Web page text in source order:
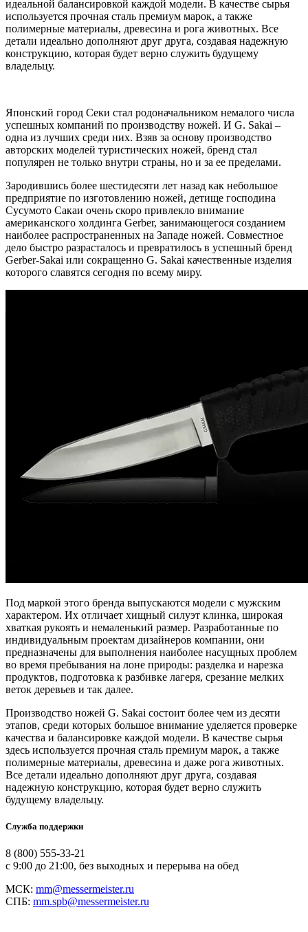
идеальной балансировкой каждой модели. В качестве сырья
используется прочная сталь премиум марок, а также
полимерные материалы, древесина и рога животных. Все
детали идеально дополняют друг друга, создавая надежную
конструкцию, которая будет верно служить будущему
владельцу.
Японский город Секи стал родоначальником немалого числа
успешных компаний по производству ножей. И G. Sakai –
одна из лучших среди них. Взяв за основу производство
авторских моделей туристических ножей, бренд стал
популярен не только внутри страны, но и за ее пределами.
Зародившись более шестидесяти лет назад как небольшое
предприятие по изготовлению ножей, детище господина
Сусумото Сакаи очень скоро привлекло внимание
американского холдинга Gerber, занимающегося созданием
наиболее распространенных на Западе ножей. Совместное
дело быстро разрасталось и превратилось в успешный бренд
Gerber-Sakai или сокращенно G. Sakai качественные изделия
которого славятся сегодня по всему миру.
Под маркой этого бренда выпускаются модели с мужским
характером. Их отличает хищный силуэт клинка, широкая
хваткая рукоять и немаленький размер. Разработанные по
индивидуальным проектам дизайнеров компании, они
предназначены для выполнения наиболее насущных проблем
во время пребывания на лоне природы: разделка и нарезка
продуктов, подготовка к разбивке лагеря, срезание мелких
веток деревьев и так далее.
Производство ножей G. Sakai состоит более чем из десяти
этапов, среди которых большое внимание уделяется проверке
качества и балансировке каждой модели. В качестве сырья
здесь используется прочная сталь премиум марок, а также
полимерные материалы, древесина и даже рога животных.
Все детали идеально дополняют друг друга, создавая
надежную конструкцию, которая будет верно служить
будущему владельцу.
Служба поддержки
8 (800) 555-33-21
с 9:00 до 21:00, без выходных и перерыва на обед
МСК: mm@messermeister.ru
СПБ: mm.spb@messermeister.ru